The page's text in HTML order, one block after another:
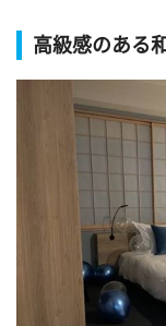
高級感のある